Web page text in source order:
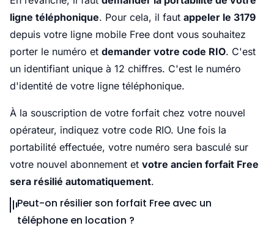
ligne téléphonique. Pour cela, il faut appeler le 3179
depuis votre ligne mobile Free dont vous souhaitez
porter le numéro et demander votre code RIO. C'est
un identifiant unique à 12 chiffres. C'est le numéro
d'identité de votre ligne téléphonique.
À la souscription de votre forfait chez votre nouvel
opérateur, indiquez votre code RIO. Une fois la
portabilité effectuée, votre numéro sera basculé sur
votre nouvel abonnement et votre ancien forfait Free
sera résilié automatiquement.
Peut-on résilier son forfait Free avec un
téléphone en location ?